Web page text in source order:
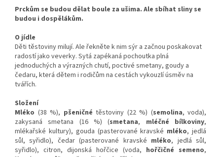
Prckům se budou dělat boule za ušima. Ale sbíhat sliny se
budou i dospělákům.
O jídle
Děti těstoviny milují. Ale řekněte k nim sýr a začnou poskakovat
radostí jako veverky. Sytá zapékaná pochoutka plná
jednoduchých a výrazných chutí, poctivé smetany, goudy a
čedaru, která dětem i rodičům na cestách vykouzlí úsměv na
tvářích.
Složení
Mléko (38 %), pšeničné těstoviny (22 %) (semolina, voda),
zakysaná smetana (16 %) (smetana, mléčné bílkoviny,
mlékařské kultury), gouda (pasterované kravské mléko, jedlá
sůl, syřidlo), čedar (pasterované kravské mléko, jedlá sůl,
syřidlo), citron, dijonská hořčice (voda, hořčičné semeno,